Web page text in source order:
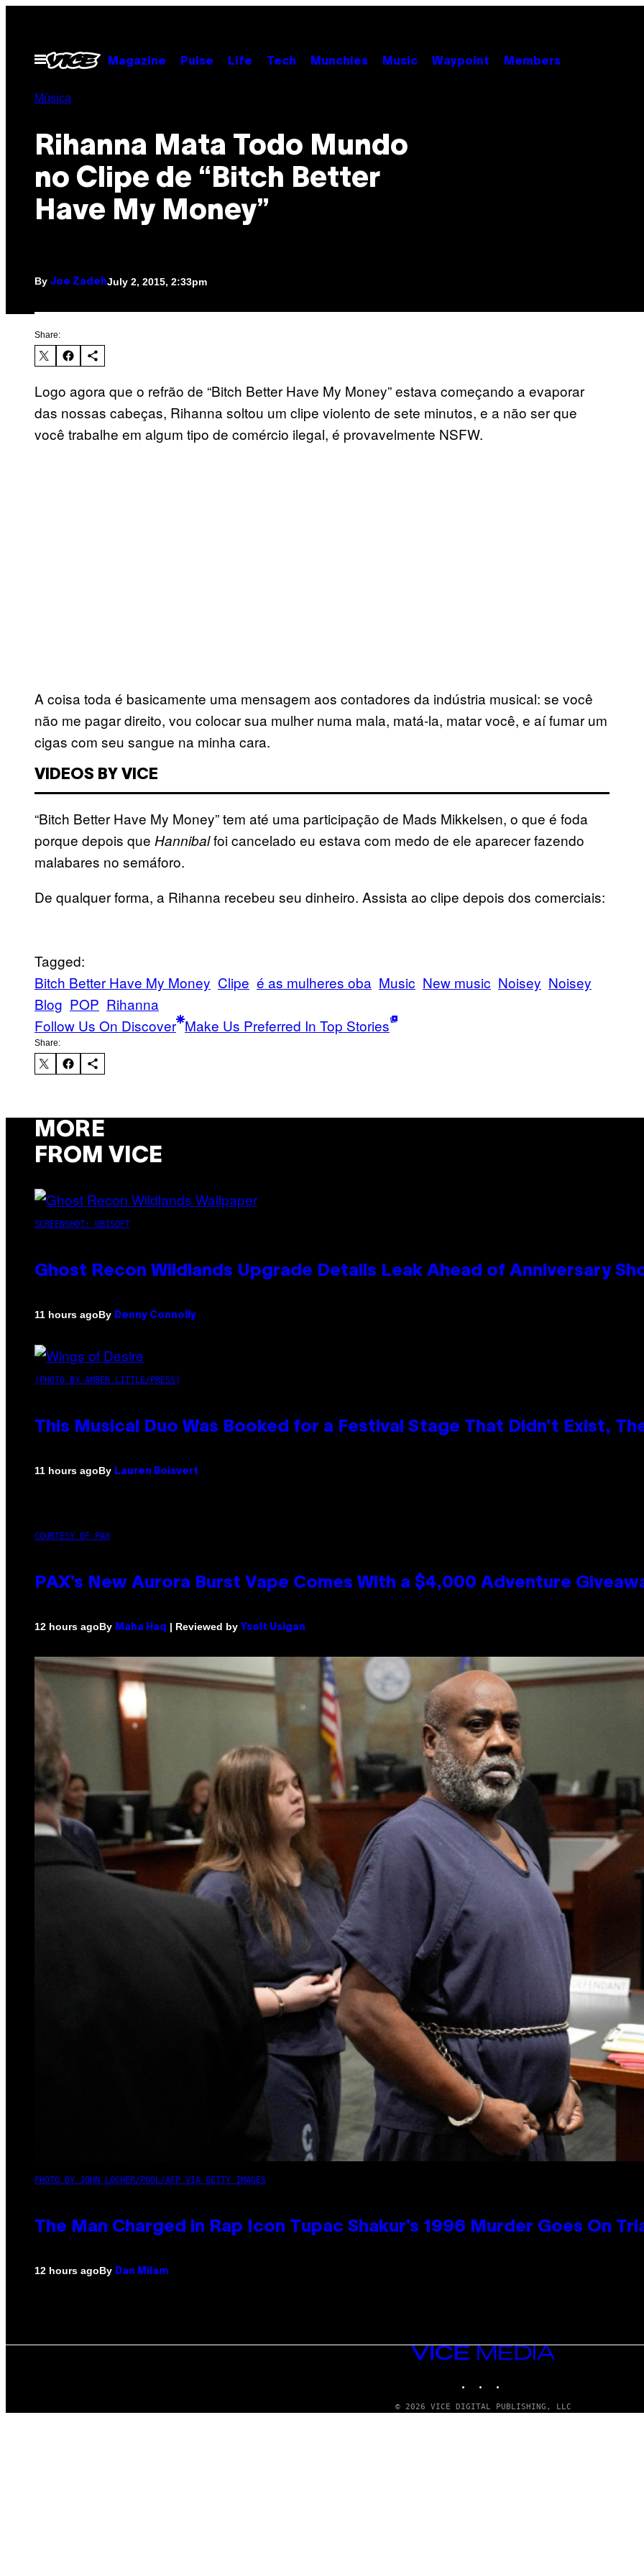
contentOpen
Menu
Magazine Pulse Life Tech Munchies Music Waypoint Members
Música
Rihanna Mata Todo Mundo
no Clipe de “Bitch Better
Have My Money”
By Joe ZadehJuly 2, 2015, 2:33pm
Share:
Logo agora que o refrão de “Bitch Better Have My Money” estava começando a evaporar
das nossas cabeças, Rihanna soltou um clipe violento de sete minutos, e a não ser que
você trabalhe em algum tipo de comércio ilegal, é provavelmente NSFW.
A coisa toda é basicamente uma mensagem aos contadores da indústria musical: se você
não me pagar direito, vou colocar sua mulher numa mala, matá-la, matar você, e aí fumar um
cigas com seu sangue na minha cara.
VIDEOS BY VICE
“Bitch Better Have My Money” tem até uma participação de Mads Mikkelsen, o que é foda
porque depois que Hannibalfoi cancelado eu estava com medo de ele aparecer fazendo
malabares no semáforo.
De qualquer forma, a Rihanna recebeu seu dinheiro. Assista ao clipe depois dos comerciais:
Tagged:
Bitch Better Have My Money Clipe é as mulheres oba Music New music Noisey Noisey
Blog POP Rihanna
Follow Us On Discover Make Us Preferred In Top Stories
Share:
MORE
FROM VICE
SCREENSHOT: UBISOFT
Ghost Recon Wildlands Upgrade Details Leak Ahead of Anniversary
11 hours agoBy Denny Connolly
(PHOTO BY AMBER LITTLE/PRESS)
This Musical Duo Was Booked for a Festival Stage That Didn’t Exist,
11 hours agoBy Lauren Boisvert
COURTESY OF PAX
PAX’s New Aurora Burst Vape Comes With a $4,000 Adventure
12 hours agoBy Maha Haq | Reviewed by Ysolt Usigan
PHOTO BY JOHN LOCHER/POOL/AFP VIA GETTY IMAGES
The Man Charged in Rap Icon Tupac Shakur’s 1996 Murder Goes On
12 hours agoBy Dan Milam
VICE
MEDIA
© 2026 VICE DIGITAL PUBLISHING, LLC